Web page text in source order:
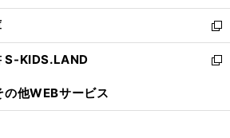
開
く
ウ
で
開
く
ン
ド
ウ
で
ウ
ィ
ン
ド
開
新
し
い
ン
S-KIDS.LAND
新
ウ
の他WEBサービス